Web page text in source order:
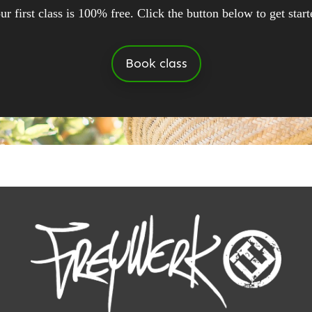
first class is 100% free. Click the button below to get
Book class